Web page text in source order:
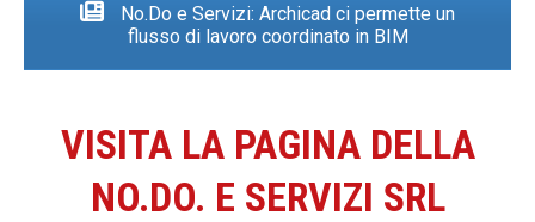
No.Do e Servizi: Archicad ci permette un
flusso di lavoro coordinato in BIM
VISITA LA PAGINA DELLA
NO.DO. E SERVIZI SRL